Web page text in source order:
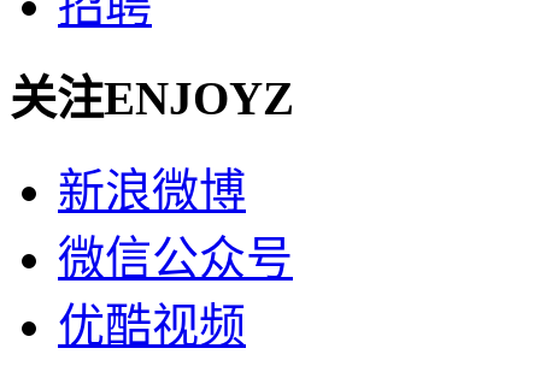
关注ENJOYZ
新浪微博
微信公众号
优酷视频